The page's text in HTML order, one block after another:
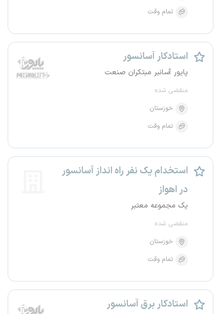
تمام وقت
استادکار آسانسور
پایور آسانبر مبتکران صنعت
منقضی شده
خوزستان
تمام وقت
استخدام یک نفر راه انداز آسانسور
در اهواز
یک مجموعه معتبر
منقضی شده
خوزستان
تمام وقت
استادکار برق آسانسور